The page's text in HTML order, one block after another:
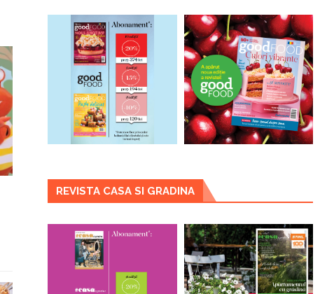
REVISTA CASA SI GRADINA